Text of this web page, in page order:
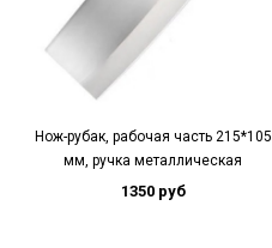
Нож-рубак, рабочая часть 215*105
мм, ручка металлическая
1350 руб